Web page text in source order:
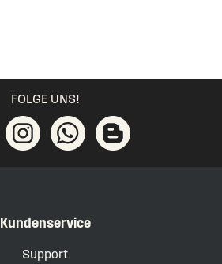
FOLGE UNS!
Kundenservice
Support